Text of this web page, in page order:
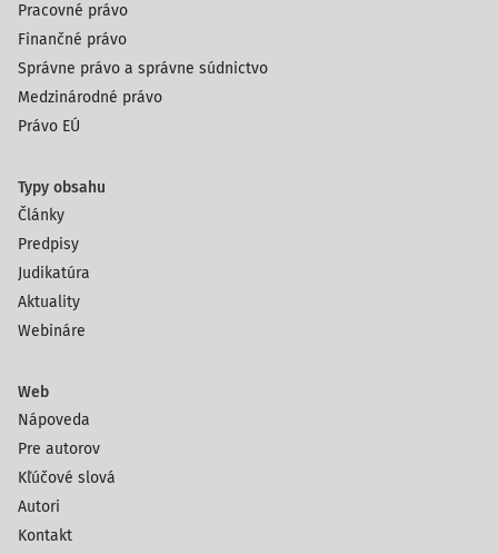
Pracovné právo
Finančné právo
Správne právo a správne súdnictvo
Medzinárodné právo
Právo EÚ
Typy obsahu
Články
Predpisy
Judikatúra
Aktuality
Webináre
Web
Nápoveda
Pre autorov
Kľúčové slová
Autori
Kontakt